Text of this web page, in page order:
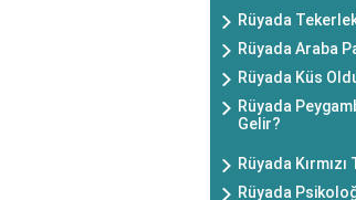
Rüyada
Rüyada Araba
Rüyada Küs
Rüyada
Gelir?
Rüyada
Rüyada